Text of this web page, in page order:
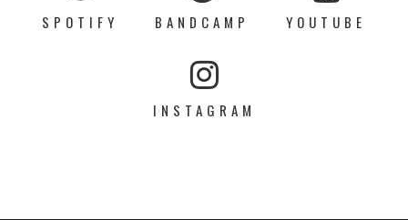
SPOTIFY BANDCAMP YOUTUBE
INSTAGRAM